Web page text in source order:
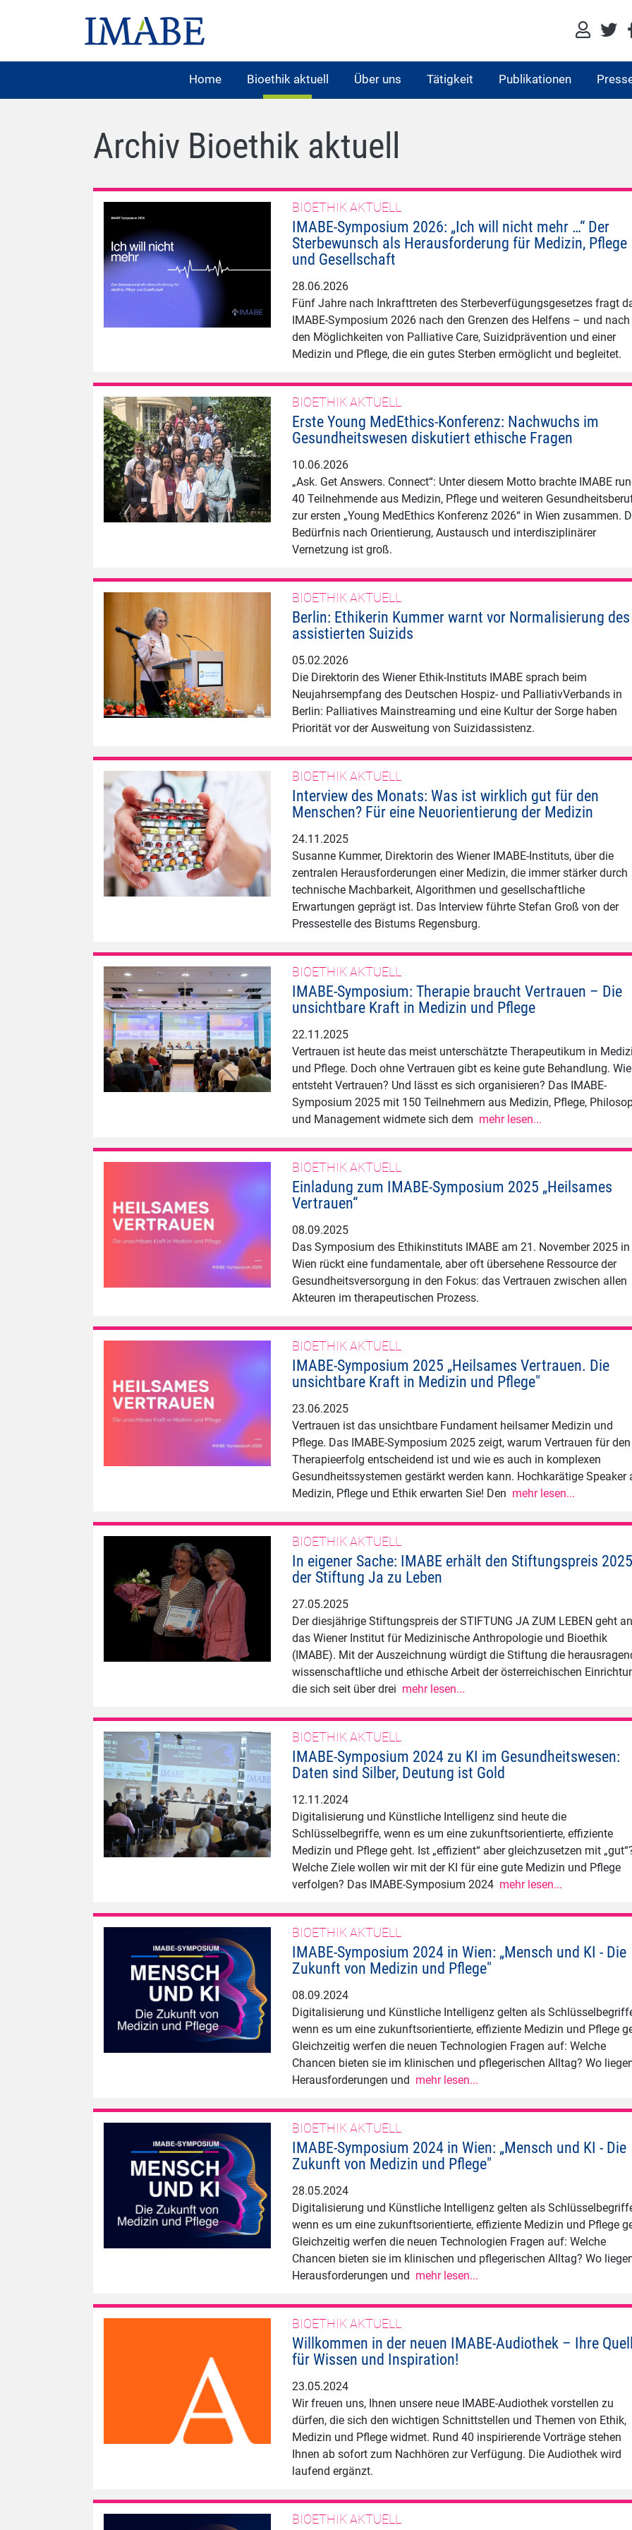
Home Bioethik aktuell Über uns Tätigkeit Publikationen
Archiv Bioethik aktuell
BIOETHIK AKTUELL
IMABE-Symposium 2026: „Ich will nicht mehr …“ Der
Sterbewunsch als Herausforderung für Medizin, Pflege
und Gesellschaft
28.06.2026
Fünf Jahre nach Inkrafttreten des Sterbeverfügungsgesetzes fragt
IMABE-Symposium 2026 nach den Grenzen des Helfens – und nach
den Möglichkeiten von Palliative Care, Suizidprävention und einer
Medizin und Pflege, die ein gutes Sterben ermöglicht und begleitet.
BIOETHIK AKTUELL
Erste Young MedEthics-Konferenz: Nachwuchs im
Gesundheitswesen diskutiert ethische Fragen
10.06.2026
„Ask. Get Answers. Connect“: Unter diesem Motto brachte IMABE
40 Teilnehmende aus Medizin, Pflege und weiteren
zur ersten „Young MedEthics Konferenz 2026“ in Wien zusammen.
Bedürfnis nach Orientierung, Austausch und interdisziplinärer
Vernetzung ist groß.
BIOETHIK AKTUELL
Berlin: Ethikerin Kummer warnt vor Normalisierung des
assistierten Suizids
05.02.2026
Die Direktorin des Wiener Ethik-Instituts IMABE sprach beim
Neujahrsempfang des Deutschen Hospiz- und PalliativVerbands in
Berlin: Palliatives Mainstreaming und eine Kultur der Sorge haben
Priorität vor der Ausweitung von Suizidassistenz.
BIOETHIK AKTUELL
Interview des Monats: Was ist wirklich gut für den
Menschen? Für eine Neuorientierung der Medizin
24.11.2025
Susanne Kummer, Direktorin des Wiener IMABE-Instituts, über die
zentralen Herausforderungen einer Medizin, die immer stärker durch
technische Machbarkeit, Algorithmen und gesellschaftliche
Erwartungen geprägt ist. Das Interview führte Stefan Groß von der
Pressestelle des Bistums Regensburg.
BIOETHIK AKTUELL
​​​​​​​IMABE-Symposium: Therapie braucht Vertrauen – Die
unsichtbare Kraft in Medizin und Pflege
22.11.2025
Vertrauen ist heute das meist unterschätzte Therapeutikum in
und Pflege. Doch ohne Vertrauen gibt es keine gute Behandlung. Wie
entsteht Vertrauen? Und lässt es sich organisieren? Das IMABE-
Symposium 2025 mit 150 Teilnehmern aus Medizin, Pflege,
und Management widmete sich dem mehr lesen...
BIOETHIK AKTUELL
Einladung zum IMABE-Symposium 2025 „Heilsames
Vertrauen“
08.09.2025
Das Symposium des Ethikinstituts IMABE am 21. November 2025 in
Wien rückt eine fundamentale, aber oft übersehene Ressource der
Gesundheitsversorgung in den Fokus: das Vertrauen zwischen allen
Akteuren im therapeutischen Prozess.
BIOETHIK AKTUELL
IMABE-Symposium 2025 „Heilsames Vertrauen. Die
unsichtbare Kraft in Medizin und Pflege"
23.06.2025
Vertrauen ist das unsichtbare Fundament heilsamer Medizin und
Pflege. Das IMABE-Symposium 2025 zeigt, warum Vertrauen für den
Therapieerfolg entscheidend ist und wie es auch in komplexen
Gesundheitssystemen gestärkt werden kann. Hochkarätige Speaker
Medizin, Pflege und Ethik erwarten Sie! Den mehr lesen...
BIOETHIK AKTUELL
In eigener Sache: IMABE erhält den Stiftungspreis 2025
der Stiftung Ja zu Leben
27.05.2025
Der diesjährige Stiftungspreis der STIFTUNG JA ZUM LEBEN geht an
das Wiener Institut für Medizinische Anthropologie und Bioethik
(IMABE). Mit der Auszeichnung würdigt die Stiftung die
wissenschaftliche und ethische Arbeit der österreichischen
die sich seit über drei mehr lesen...
BIOETHIK AKTUELL
IMABE-Symposium 2024 zu KI im Gesundheitswesen:
Daten sind Silber, Deutung ist Gold
12.11.2024
Digitalisierung und Künstliche Intelligenz sind heute die
Schlüsselbegriffe, wenn es um eine zukunftsorientierte, effiziente
Medizin und Pflege geht. Ist „effizient“ aber gleichzusetzen mit
Welche Ziele wollen wir mit der KI für eine gute Medizin und Pflege
verfolgen? Das IMABE-Symposium 2024 mehr lesen...
BIOETHIK AKTUELL
IMABE-Symposium 2024 in Wien: „Mensch und KI - Die
Zukunft von Medizin und Pflege"
08.09.2024
Digitalisierung und Künstliche Intelligenz gelten als
wenn es um eine zukunftsorientierte, effiziente Medizin und Pflege
Gleichzeitig werfen die neuen Technologien Fragen auf: Welche
Chancen bieten sie im klinischen und pflegerischen Alltag? Wo
Herausforderungen und mehr lesen...
BIOETHIK AKTUELL
IMABE-Symposium 2024 in Wien: „Mensch und KI - Die
Zukunft von Medizin und Pflege"
28.05.2024
Digitalisierung und Künstliche Intelligenz gelten als
wenn es um eine zukunftsorientierte, effiziente Medizin und Pflege
Gleichzeitig werfen die neuen Technologien Fragen auf: Welche
Chancen bieten sie im klinischen und pflegerischen Alltag? Wo
Herausforderungen und mehr lesen...
BIOETHIK AKTUELL
Willkommen in der neuen IMABE-Audiothek – Ihre
für Wissen und Inspiration!
23.05.2024
Wir freuen uns, Ihnen unsere neue IMABE-Audiothek vorstellen zu
dürfen, die sich den wichtigen Schnittstellen und Themen von Ethik,
Medizin und Pflege widmet. Rund 40 inspirierende Vorträge stehen
Ihnen ab sofort zum Nachhören zur Verfügung. Die Audiothek wird
laufend ergänzt.
BIOETHIK AKTUELL